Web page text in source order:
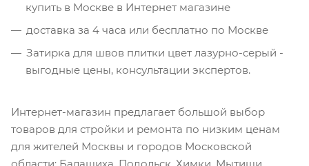
купить в Москве в Интернет магазине
доставка за 4 часа или бесплатно по Москве
Затирка для швов плитки цвет лазурно-серый -
выгодные цены, консультации экспертов.
Интернет-магазин предлагает большой выбор
товаров для стройки и ремонта по низким ценам
для жителей Москвы и городов Московской